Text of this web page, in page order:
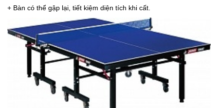
+ Bàn có thể gập lại, tiết kiệm diện tích khi cất.